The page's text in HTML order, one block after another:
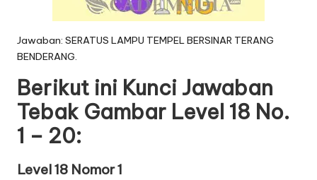
Jawaban: SERATUS LAMPU TEMPEL BERSINAR TERANG
BENDERANG.
Berikut ini Kunci Jawaban
Tebak Gambar Level 18 No.
1 – 20:
Level 18 Nomor 1